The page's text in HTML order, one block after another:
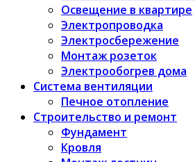
Освещение в квартире
Электропроводка
Электросбережение
Монтаж розеток
Электрообогрев дома
Система вентиляции
Печное отопление
Строительство и ремонт
Фундамент
Кровля